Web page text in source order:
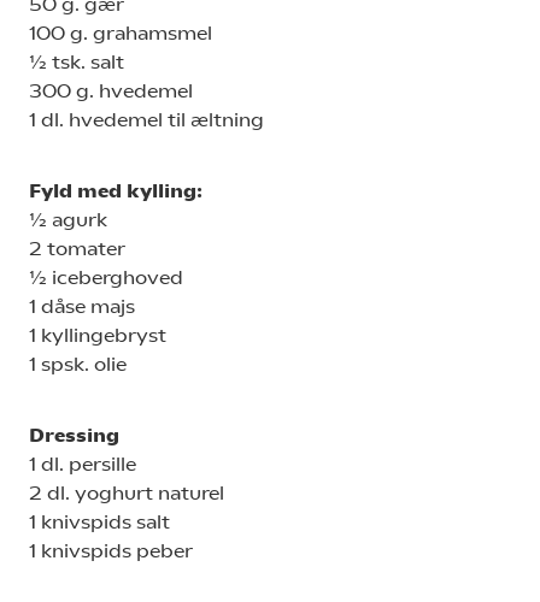
50 g. gær
100 g. grahamsmel
½ tsk. salt
300 g. hvedemel
1 dl. hvedemel til æltning
Fyld med kylling:
½ agurk
2 tomater
½ iceberghoved
1 dåse majs
1 kyllingebryst
1 spsk. olie
Dressing
1 dl. persille
2 dl. yoghurt naturel
1 knivspids salt
1 knivspids peber